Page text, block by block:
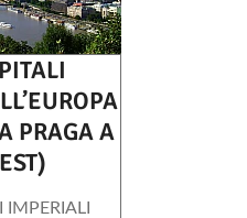
PRAGA A
IMPERIALI